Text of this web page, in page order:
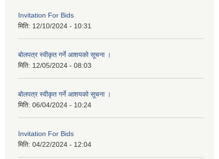
Invitation For Bids
मिति: 12/10/2024 - 10:31
बोलपत्र स्वीकृत गर्ने आशयको सूचना ।
मिति: 12/05/2024 - 08:03
बोलपत्र स्वीकृत गर्ने आशयको सूचना ।
मिति: 06/04/2024 - 10:24
Invitation For Bids
मिति: 04/22/2024 - 12:04